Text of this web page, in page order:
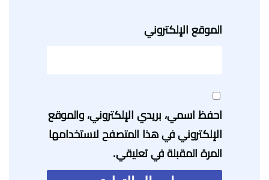
الموقع الإلكتروني
احفظ اسمي، بريدي الإلكتروني، والموقع
الإلكتروني في هذا المتصفح لاستخدامها
المرة المقبلة في تعليقي.